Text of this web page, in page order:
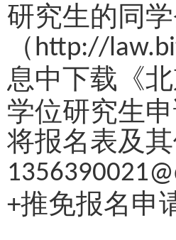
研究生的同
（ http://
息中下载《
学位研究生
将报名表及
+推免报名申